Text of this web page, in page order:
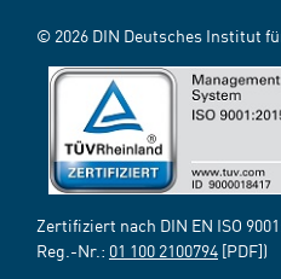
© 2026 DIN Deutsches Institut
Zertifiziert nach DIN EN ISO
Reg.-Nr.: 01 100 2100794 [PDF])